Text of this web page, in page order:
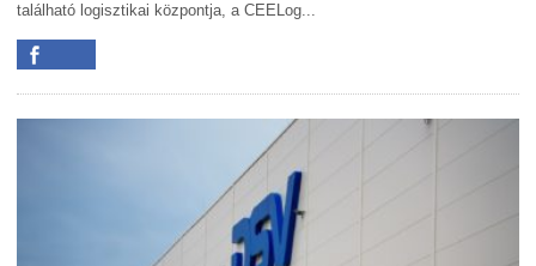
található logisztikai központja, a CEELog...